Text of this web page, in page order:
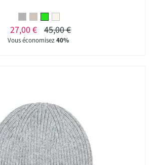
27,00 € 45,00 €
Vous économisez40%